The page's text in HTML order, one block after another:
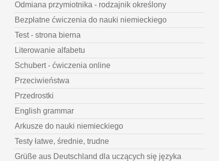
Odmiana przymiotnika - rodzajnik określony
Bezpłatne ćwiczenia do nauki niemieckiego
Test - strona bierna
Literowanie alfabetu
Schubert - ćwiczenia online
Przeciwieństwa
Przedrostki
English grammar
Arkusze do nauki niemieckiego
Testy łatwe, średnie, trudne
Grüße aus Deutschland dla uczących się języka